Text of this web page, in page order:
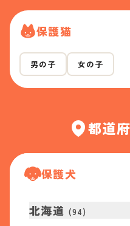
保護猫
男の子 女の子
都道
保護犬
北海道 (94)